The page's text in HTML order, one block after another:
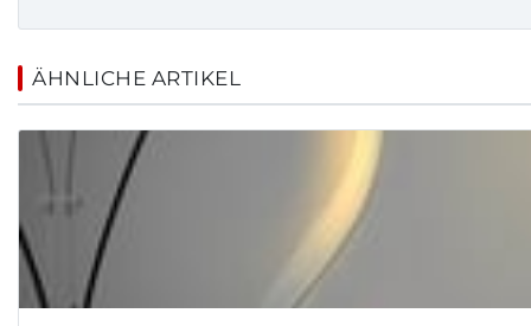
ÄHNLICHE ARTIKEL